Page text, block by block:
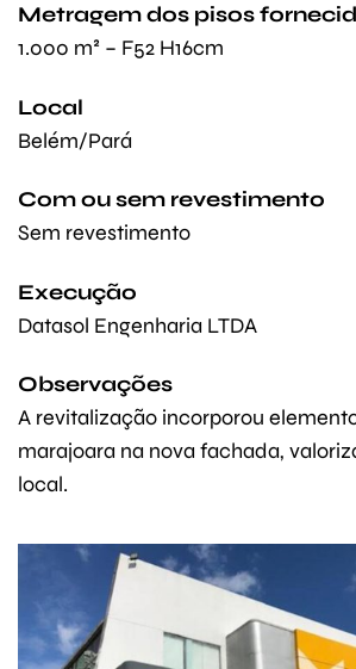
Metragem dos pisos
1.000 m² – F52 H16cm
Local
Belém/Pará
Com ou sem revestimento
Sem revestimento
Execução
Datasol Engenharia LTDA
Observações
A revitalização incorporou
marajoara na nova fachada,
local.